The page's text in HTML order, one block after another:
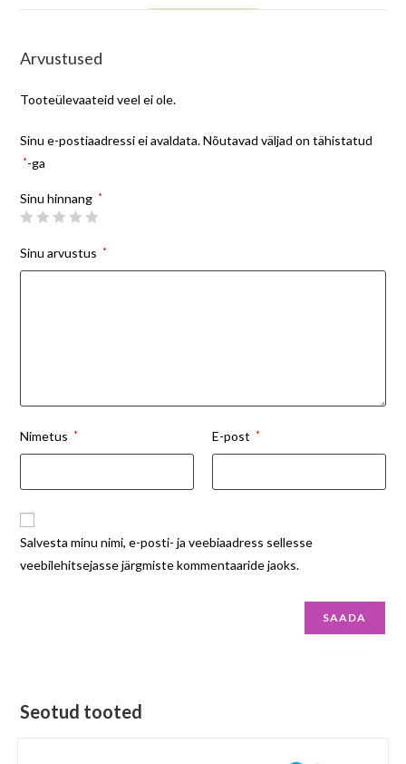
Arvustused
Tooteülevaateid veel ei ole.
Sinu e-postiaadressi ei avaldata. Nõutavad väljad on tähistatud
*-ga
Sinu hinnang *
Sinu arvustus *
Nimetus * E-post *
Salvesta minu nimi, e-posti- ja veebiaadress sellesse
veebilehitsejasse järgmiste kommentaaride jaoks.
Seotud tooted